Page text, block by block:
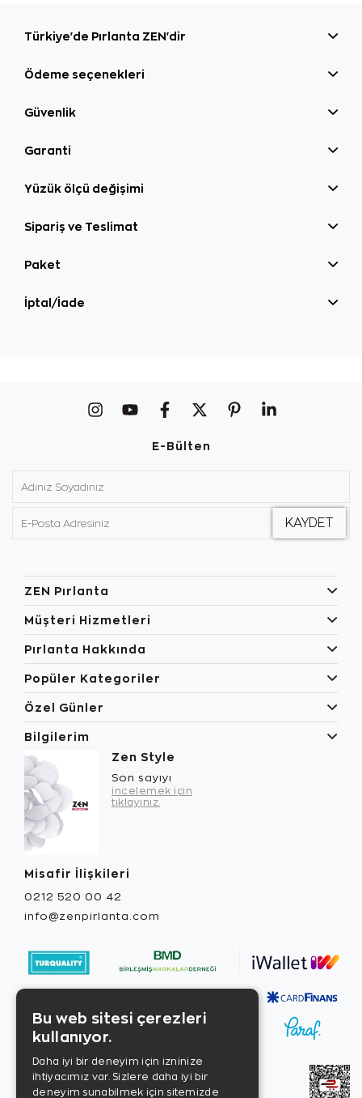
Türkiye'de Pırlanta ZEN'dir
Ödeme seçenekleri
Güvenlik
Garanti
Yüzük ölçü değişimi
Sipariş ve Teslimat
Paket
İptal/İade
E-Bülten
ZEN Pırlanta
Müşteri Hizmetleri
Pırlanta Hakkında
Popüler Kategoriler
Özel Günler
Bilgilerim
Zen Style
Son sayıyı
incelemek için
tıklayınız.
Misafir İlişkileri
0212 520 00 42
info@zenpirlanta.com
Bu web sitesi çerezleri
kullanıyor.
Daha iyi bir deneyim için izninize
ihtiyacımız var. Sizlere daha iyi bir
deneyim sunabilmek için sitemizde